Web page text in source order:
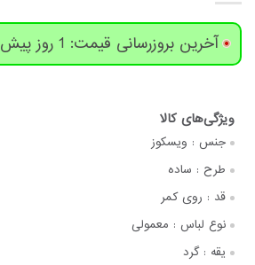
آخرین بروزرسانی قیمت: 1 روز پیش
جنس : ویسکوز
طرح : ساده
قد : روی کمر
نوع لباس : معمولی
یقه : گرد